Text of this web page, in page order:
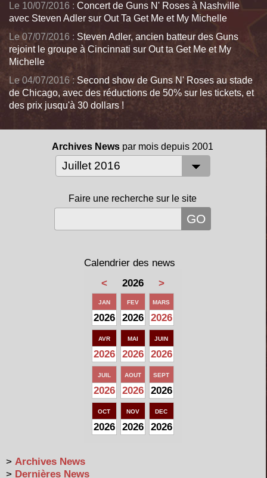
Le 10/07/2016 : Concert de Guns N' Roses à Nashville
avec Steven Adler sur Out Ta Get Me et My Michelle
Le 07/07/2016 : Steven Adler, ancien batteur des Guns
rejoint le groupe à Cincinnati sur Out ta Get Me et My
Michelle
Le 04/07/2016 : Second show de Guns N' Roses au stade
de Chicago, avec des réductions de 50% sur les tickets, et
des prix jusqu'à 30 dollars !
Archives News par mois depuis 2001
Faire une recherche sur le site
Calendrier des news
<
2026 >
JAN
2026
FEV
2026
MARS
2026
AVR
2026
MAI
2026
JUIN
2026
JUIL
2026
AOUT
2026
SEPT
2026
OCT
2026
NOV
2026
DEC
2026
> Archives News
> Dernières News